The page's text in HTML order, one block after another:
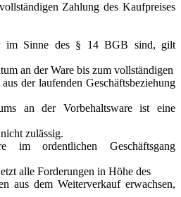
Zahlung des Kaufpreises
im Sinne des § 14 BGB sind, gilt
an der Ware bis zum vollständigen
der laufenden Geschäftsbeziehung
an der Vorbehaltsware ist eine
zulässig.
ordentlichen Geschäftsgang
alle Forderungen in Höhe des
aus dem Weiterverkauf erwachsen,